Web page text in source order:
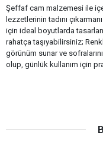
Şeffaf cam malzemesi ile
lezzetlerinin tadını
için ideal boyutlarda
rahatça taşıyabilirsiniz;
görünüm sunar ve
olup, günlük kullanım için